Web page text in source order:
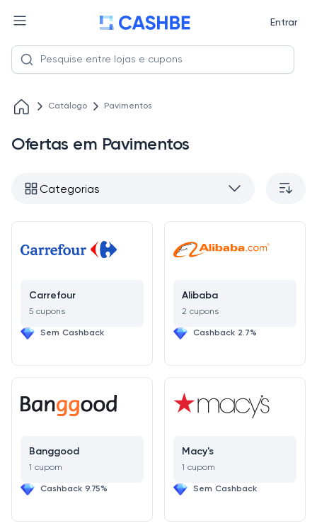
Entrar
Catálogo Pavimentos
Ofertas em Pavimentos
Categorias
Carrefour
5 cupons
Sem Cashback
Alibaba
2 cupons
Cashback 2.7%
Banggood
1 cupom
Cashback 9.75%
Macy's
1 cupom
Sem Cashback